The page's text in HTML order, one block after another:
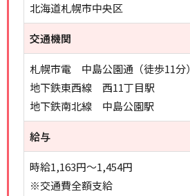
北海道札幌市中央区
交通機関
札幌市電 中島公園通（徒歩11分）
地下鉄東西線 西11丁目駅
地下鉄南北線 中島公園駅
給与
時給1,163円～1,454円
※交通費全額支給